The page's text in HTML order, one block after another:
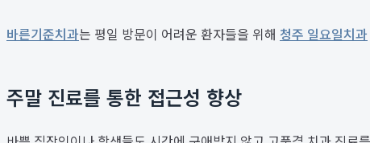
바른기준치과는 평일 방문이 어려운 환자들을 위해 청주 일요일치과
주말 진료를 통한 접근성 향상